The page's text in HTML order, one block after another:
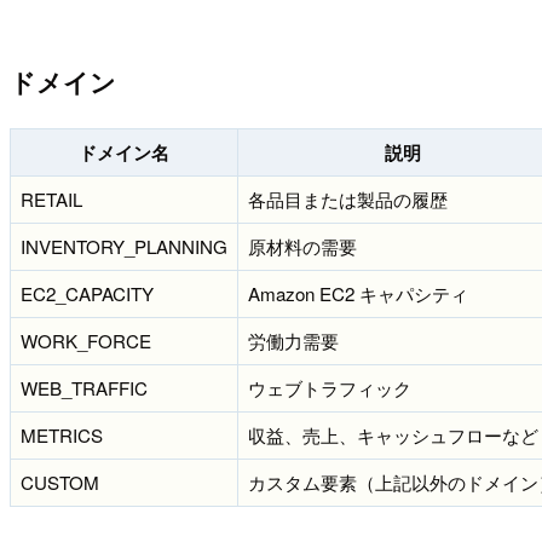
ドメイン
ドメイン名 説明
RETAIL
各品目または製品の履歴
INVENTORY_PLANNING
原材料の需要
EC2_CAPACITY
Amazon EC2 キャパシティ
WORK_FORCE
労働力需要
WEB_TRAFFIC
ウェブトラフィック
METRICS
収益、売上、キャッシュフローなど
CUSTOM
カスタム要素（上記以外のドメイ